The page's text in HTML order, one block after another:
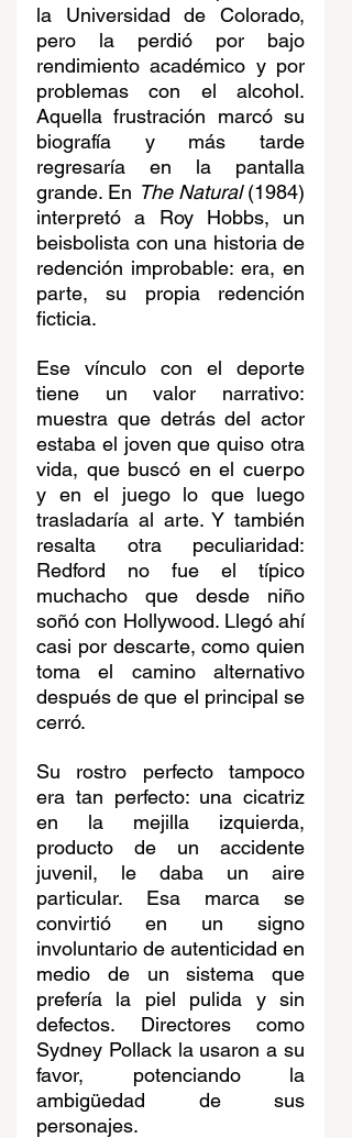
la Universidad de Colorado,
pero la perdió por bajo
rendimiento académico y por
problemas con el alcohol.
Aquella frustración marcó su
biografía y más tarde
regresaría en la pantalla
grande. En The Natural (1984)
interpretó a Roy Hobbs, un
beisbolista con una historia de
redención improbable: era, en
parte, su propia redención
ficticia.
Ese vínculo con el deporte
tiene un valor narrativo:
muestra que detrás del actor
estaba el joven que quiso otra
vida, que buscó en el cuerpo
y en el juego lo que luego
trasladaría al arte. Y también
resalta otra peculiaridad:
Redford no fue el típico
muchacho que desde niño
soñó con Hollywood. Llegó ahí
casi por descarte, como quien
toma el camino alternativo
después de que el principal se
cerró.
Su rostro perfecto tampoco
era tan perfecto: una cicatriz
en la mejilla izquierda,
producto de un accidente
juvenil, le daba un aire
particular. Esa marca se
convirtió en un signo
involuntario de autenticidad en
medio de un sistema que
prefería la piel pulida y sin
defectos. Directores como
Sydney Pollack la usaron a su
favor, potenciando la
ambigüedad de sus
personajes.